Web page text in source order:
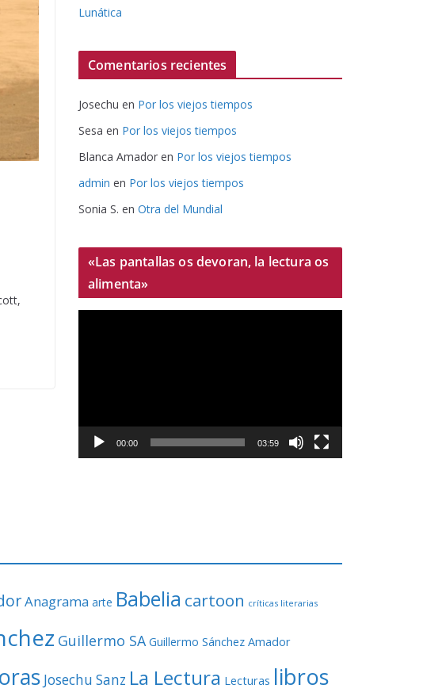
Lunática
Comentarios recientes
Josechu en Por los viejos tiempos
Sesa en Por los viejos tiempos
Blanca Amador en Por los viejos tiempos
admin en Por los viejos tiempos
Sonia S. en Otra del Mundial
«Las pantallas os devoran, la lectura os
alimenta»
c
í
e
00:00 03:59
Anagrama arte Babelia cartoon críticas literarias
Guillermo SA Guillermo Sánchez Amador
Josechu Sanz La Lectura Lecturas libros